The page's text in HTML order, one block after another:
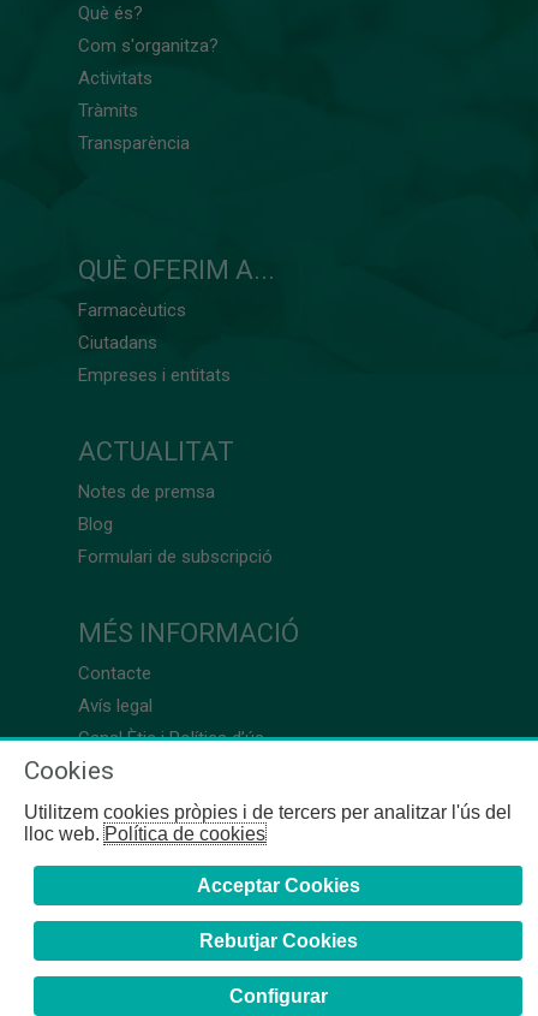
Què és?
Com s'organitza?
Activitats
Tràmits
Transparència
QUÈ OFERIM A...
Farmacèutics
Ciutadans
Empreses i entitats
ACTUALITAT
Notes de premsa
Blog
Formulari de subscripció
MÉS INFORMACIÓ
Contacte
Avís legal
Canal Ètic i Política d’ús
Cookies
Utilitzem cookies pròpies i de tercers per analitzar l'ús del
lloc web.Política de cookies
Acceptar Cookies
Rebutjar Cookies
Configurar